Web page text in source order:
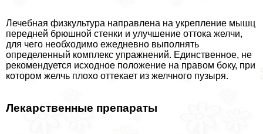
Лечебная физкультура направлена на укрепление мышц
передней брюшной стенки и улучшение оттока желчи,
для чего необходимо ежедневно выполнять
определенный комплекс упражнений. Единственное, не
рекомендуется исходное положение на правом боку, при
котором желчь плохо оттекает из желчного пузыря.
Лекарственные препараты